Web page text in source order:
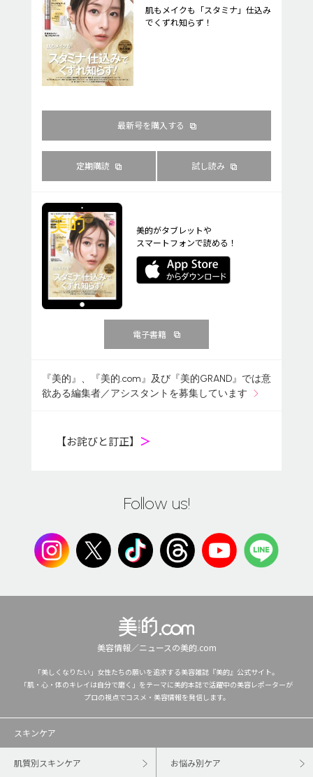
肌もメイクも「スタミナ」仕込み
でくずれ知らず！
最新号を購入する
定期購読 試し読み
美的がタブレットや
スマートフォンで読める！
電子書籍
『美的』、『美的.com』及び『美的GRAND』では意
欲ある編集者／アシスタントを募集しています
【お詫びと訂正】 ＞
Follow us!
美容情報／ニュースの美的.com
「美しくなりたい」女性たちの願いを追求する美容雑誌『美的』公式サイト。
「肌・心・体のキレイは自分で磨く」をテーマに美的本誌で活躍中の美容レポーターが
プロの視点でコスメ・美容情報を発信します。
スキンケア
肌質別スキンケア お悩み別ケア